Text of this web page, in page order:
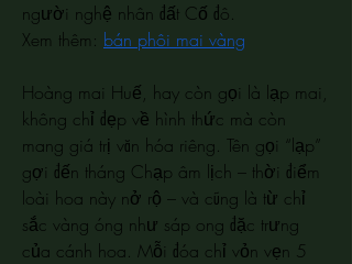
người nghệ nhân đất Cố đô.
Xem thêm: bán phôi mai vàng
Hoàng mai Huế, hay còn gọi là lạp mai,
không chỉ đẹp về hình thức mà còn
mang giá trị văn hóa riêng. Tên gọi “lạp”
gợi đến tháng Chạp âm lịch – thời điểm
loài hoa này nở rộ – và cũng là từ chỉ
sắc vàng óng như sáp ong đặc trưng
của cánh hoa. Mỗi đóa chỉ vỏn vẹn 5